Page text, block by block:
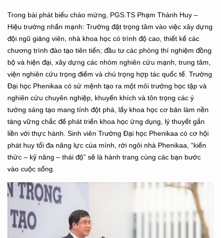
Trong bài phát biểu chào mừng, PGS.TS Phạm Thành Huy –
Hiệu trưởng nhấn mạnh: Trường đặt trọng tâm vào việc xây dựng
đội ngũ giảng viên, nhà khoa học có trình độ cao, thiết kế các
chương trình đào tạo tiên tiến; đầu tư các phòng thí nghiệm đồng
bộ và hiện đại, xây dựng các nhóm nghiên cứu mạnh, trung tâm,
viện nghiên cứu trọng điểm và chú trọng hợp tác quốc tế. Trường
Đại học Phenikaa có sứ mệnh tạo ra một môi trường học tập và
nghiên cứu chuyên nghiệp, khuyến khích và tôn trọng các ý
tưởng sáng tạo mang tính đột phá, lấy khoa học cơ bản làm nền
tảng vững chắc để phát triển khoa học ứng dụng, lý thuyết gắn
liền với thực hành. Sinh viên Trường Đại học Phenikaa có cơ hội
phát huy tối đa năng lực của mình, rời ngôi nhà Phenikaa, “kiến
thức – kỹ năng – thái độ” sẽ là hành trang cùng các bạn bước
vào cuộc sống.